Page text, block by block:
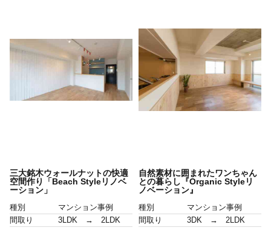
三大銘木ウォールナットの快適
空間作り「Beach Styleリノベ
ーション」
種別
マンション事例
間取り
3LDK → 2LDK
自然素材に囲まれたワンちゃん
との暮らし『Organic Styleリ
ノベーション』
種別
マンション事例
間取り
3DK → 2LDK